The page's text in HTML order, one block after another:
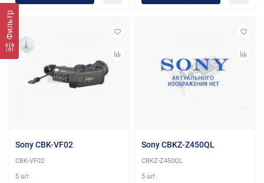
Фильтр
Sony CBK-VF02
CBK-VF02
5 шт.
Sony CBKZ-Z450QL
CBKZ-Z450QL
5 шт.